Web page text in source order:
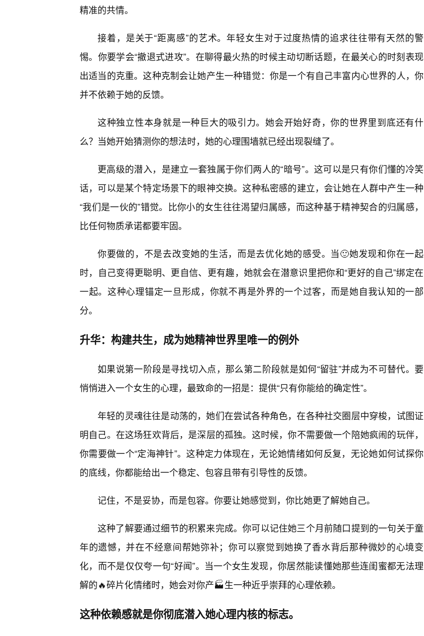
精准的共情。
接着，是关于“距离感”的艺术。年轻女生对于过度热情的追求往往带有天然的警
惕。你要学会“撤退式进攻”。在聊得最火热的时候主动切断话题，在最关心的时刻表现
出适当的克重。这种克制会让她产生一种错觉：你是一个有自己丰富内心世界的人，你
并不依赖于她的反馈。
这种独立性本身就是一种巨大的吸引力。她会开始好奇，你的世界里到底还有什
么？当她开始猜测你的想法时，她的心理围墙就已经出现裂缝了。
更高级的潜入，是建立一套独属于你们两人的“暗号”。这可以是只有你们懂的冷笑
话，可以是某个特定场景下的眼神交换。这种私密感的建立，会让她在人群中产生一种
“我们是一伙的”错觉。比你小的女生往往渴望归属感，而这种基于精神契合的归属感，
比任何物质承诺都要牢固。
你要做的，不是去改变她的生活，而是去优化她的感受。当🙂她发现和你在一起
时，自己变得更聪明、更自信、更有趣，她就会在潜意识里把你和“更好的自己”绑定在
一起。这种心理锚定一旦形成，你就不再是外界的一个过客，而是她自我认知的一部
分。
升华：构建共生，成为她精神世界里唯一的例外
如果说第一阶段是寻找切入点，那么第二阶段就是如何“留驻”并成为不可替代。要
悄悄进入一个女生的心理，最致命的一招是：提供“只有你能给的确定性”。
年轻的灵魂往往是动荡的，她们在尝试各种角色，在各种社交圈层中穿梭，试图证
明自己。在这场狂欢背后，是深层的孤独。这时候，你不需要做一个陪她疯闹的玩伴，
你需要做一个“定海神针”。这种定力体现在，无论她情绪如何反复，无论她如何试探你
的底线，你都能给出一个稳定、包容且带有引导性的反馈。
记住，不是妥协，而是包容。你要让她感觉到，你比她更了解她自己。
这种了解要通过细节的积累来完成。你可以记住她三个月前随口提到的一句关于童
年的遗憾，并在不经意间帮她弥补；你可以察觉到她换了香水背后那种微妙的心境变
化，而不是仅仅夸一句“好闻”。当一个女生发现，你居然能读懂她那些连闺蜜都无法理
解的🔥碎片化情绪时，她会对你产🏭生一种近乎崇拜的心理依赖。
这种依赖感就是你彻底潜入她心理内核的标志。